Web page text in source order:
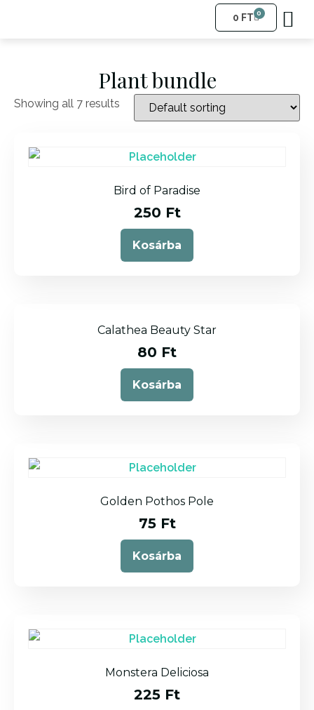
0 FT 0
Plant bundle
Showing all 7 results
Bird of Paradise
250 Ft
Kosárba
Calathea Beauty Star
80 Ft
Kosárba
Golden Pothos Pole
75 Ft
Kosárba
Monstera Deliciosa
225 Ft